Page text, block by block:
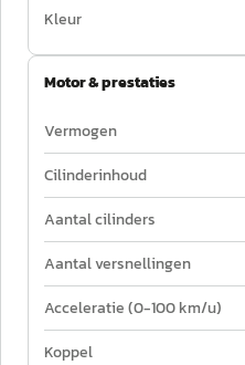
Kleur
Motor & prestaties
Vermogen
Cilinderinhoud
Aantal cilinders
Aantal versnellingen
Acceleratie (0-100 km/u)
Koppel